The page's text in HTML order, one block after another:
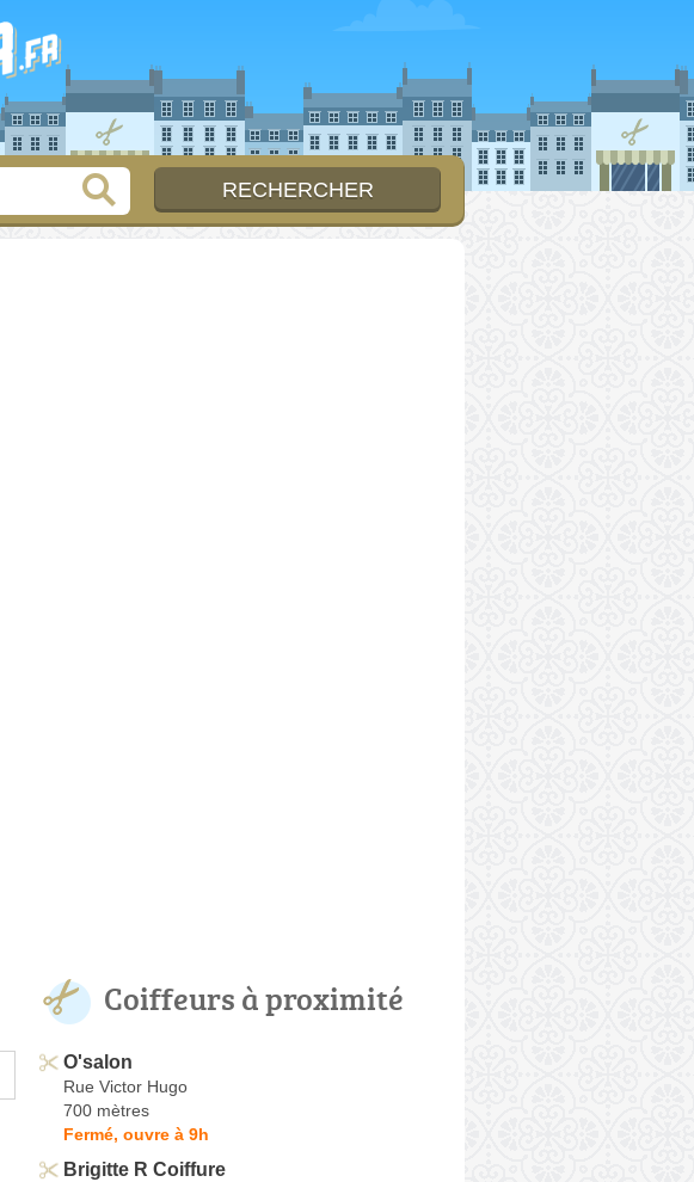
Coiffeurs à proximité
O'salon
Rue Victor Hugo
700 mètres
Fermé, ouvre à 9h
Brigitte R Coiffure